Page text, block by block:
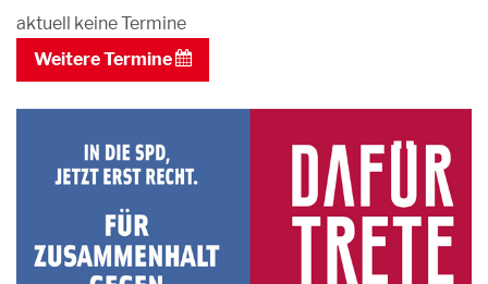
aktuell keine Termine
Weitere Termine